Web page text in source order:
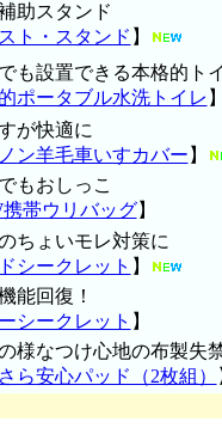
助スタンド
ト・スタンド 】
も設置できる本格的ト
ポータブル水洗トイレ 】
が快適に
ン羊毛車いすカバー 】
もおしっこ
帯ウリバッグ】
ちょいモレ対策に
シークレット 】
能回復！
シークレット 】
様なつけ心地の布製失
ら安心パッド（2枚組）